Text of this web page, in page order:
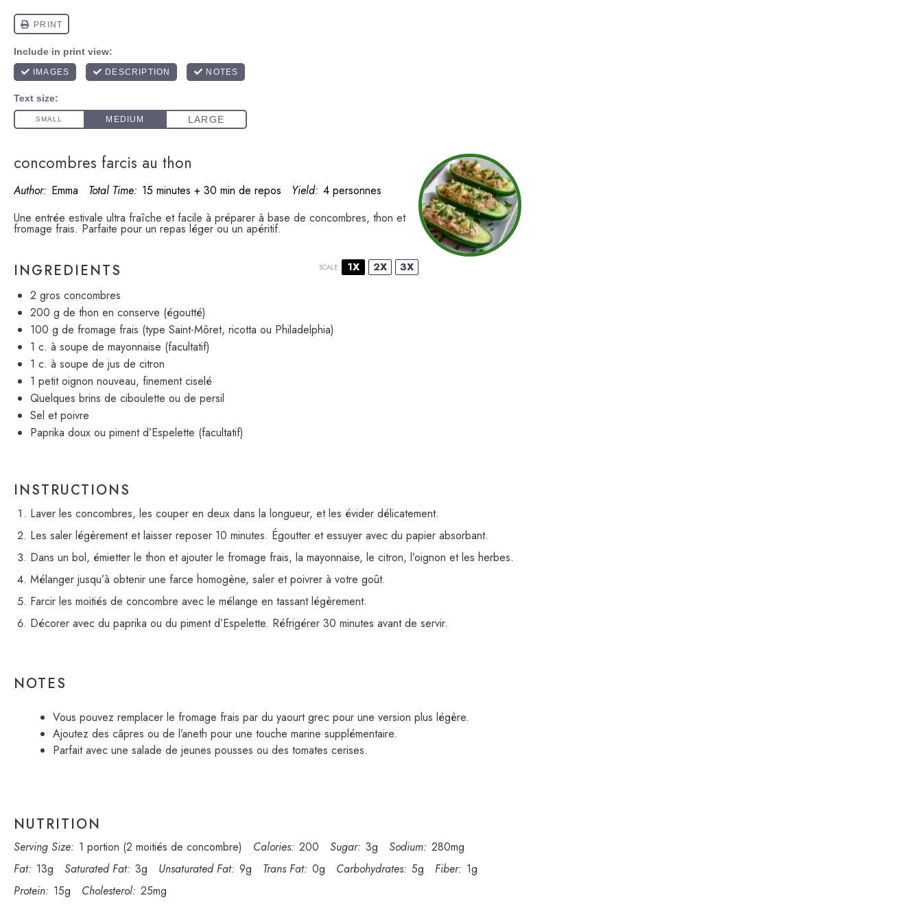
concombres farcis au thon
Author: Emma Total Time: 15 minutes + 30 min de repos Yield: 4 personnes
Une entrée estivale ultra fraîche et facile à préparer à base de concombres, thon et
fromage frais. Parfaite pour un repas léger ou un apéritif.
INGREDIENTS SCALE 1X 2X 3X
2 gros concombres
200 g de thon en conserve (égoutté)
100 g de fromage frais (type Saint-Môret, ricotta ou Philadelphia)
1 c. à soupe de mayonnaise (facultatif)
1 c. à soupe de jus de citron
1 petit oignon nouveau, finement ciselé
Quelques brins de ciboulette ou de persil
Sel et poivre
Paprika doux ou piment d’Espelette (facultatif)
INSTRUCTIONS
Laver les concombres, les couper en deux dans la longueur, et les évider délicatement.
Les saler légèrement et laisser reposer 10 minutes. Égoutter et essuyer avec du papier absorbant.
Dans un bol, émietter le thon et ajouter le fromage frais, la mayonnaise, le citron, l’oignon et les herbes.
Mélanger jusqu’à obtenir une farce homogène, saler et poivrer à votre goût.
Farcir les moitiés de concombre avec le mélange en tassant légèrement.
Décorer avec du paprika ou du piment d’Espelette. Réfrigérer 30 minutes avant de servir.
NOTES
Vous pouvez remplacer le fromage frais par du yaourt grec pour une version plus légère.
Ajoutez des câpres ou de l’aneth pour une touche marine supplémentaire.
Parfait avec une salade de jeunes pousses ou des tomates cerises.
NUTRITION
Serving Size: 1 portion (2 moitiés de concombre) Calories: 200 Sugar: 3g Sodium: 280mg
Fat: 13g Saturated Fat: 3g Unsaturated Fat: 9g Trans Fat: 0g Carbohydrates: 5g Fiber: 1g
Protein: 15g Cholesterol: 25mg